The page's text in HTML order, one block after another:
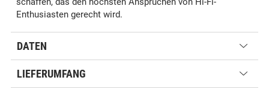
Enthusiasten gerecht wird.
DATEN
LIEFERUMFANG